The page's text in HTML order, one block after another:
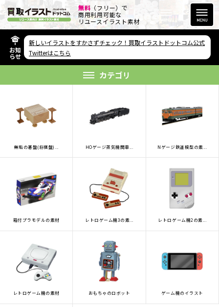
無料 （フリー）で
商用利用可能な
リユースイラスト素材
欲しい素材が無い方へ
リンクをコピー
FAQ
利用規約
プライバシーポリシー
私たちについて
お問い合わせ
お知
らせ
新しいイラストをすかさずチェック！買取イラストドットコム公式
Twitterはこちら
カテゴリ
無垢の碁盤(将棋盤)... HOゲージ蒸気機関車... Nゲージ鉄道模型の素...
箱付プラモデルの素材 レトロゲーム機3の素... レトロゲーム機2の素...
レトロゲーム機の素材 おもちゃのロボット ゲーム機のイラスト